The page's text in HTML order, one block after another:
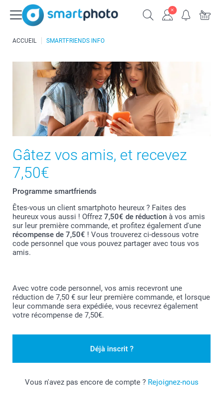
ACCUEIL SMARTFRIENDS INFO
Gâtez vos amis, et recevez
7,50€
Programme smartfriends
Êtes-vous un client smartphoto heureux ? Faites des
heureux vous aussi ! Offrez 7,50€ de réduction à vos amis
sur leur première commande, et profitez également d'une
récompense de 7,50€ ! Vous trouverez ci-dessous votre
code personnel que vous pouvez partager avec tous vos
amis.
Avec votre code personnel, vos amis recevront une
réduction de 7,50 € sur leur première commande, et lorsque
leur commande sera expédiée, vous recevrez également
votre récompense de 7,50€.
Déjà inscrit ?
Vous n'avez pas encore de compte ? Rejoignez-nous